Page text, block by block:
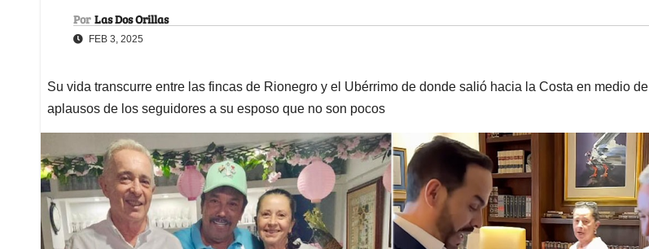
Por Las Dos Orillas
FEB 3, 2025
Su vida transcurre entre las fincas de Rionegro y el Ubérrimo de donde salió hacia la Costa en medio de
aplausos de los seguidores a su esposo que no son pocos